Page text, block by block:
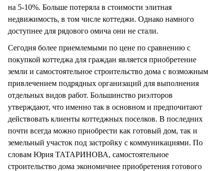
на 5-10%. Больше потеряла в стоимости элитная
недвижимость, в том числе коттеджи. Однако намного
доступнее для рядового омича они не стали.
Сегодня более приемлемыми по цене по сравнению с
покупкой коттеджа для граждан является приобретение
земли и самостоятельное строительство дома с возможным
привлечением подрядных организаций для выполнения
отдельных видов работ. Большинство риэлторов
утверждают, что именно так в основном и предпочитают
действовать клиенты коттеджных поселков. В последних
почти всегда можно приобрести как готовый дом, так и
земельный участок под застройку с коммуникациями. По
словам Юрия ТАТАРИНОВА, самостоятельное
строительство дома экономичнее приобретения готового